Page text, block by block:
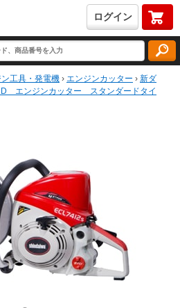
ログイン
工具・発電機 › エンジンカッター › 新ダ
エンジンカッター スタンダードタイ